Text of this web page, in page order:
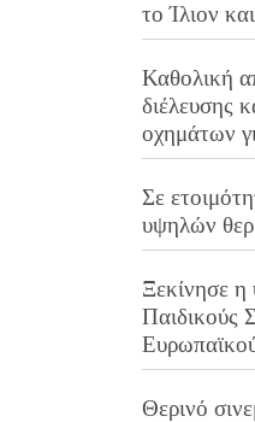
το Ίλιον
Καθολική
διέλευσης
οχημάτων
Σε
υψηλών
Ξεκίνησε η
Παιδικούς
Θερινό